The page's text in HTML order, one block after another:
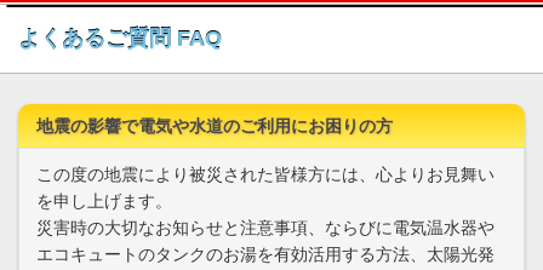
このページの本文へ
よくあるご質問 FAQ
地震の影響で電気や水道のご利用にお困りの方
この度の地震により被災された皆様方には、心よりお見舞い
を申し上げます。
災害時の大切なお知らせと注意事項、ならびに電気温水器や
エコキュートのタンクのお湯を有効活用する方法、太陽光発